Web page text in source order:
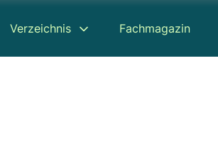
Verzeichnis Fachmagazin